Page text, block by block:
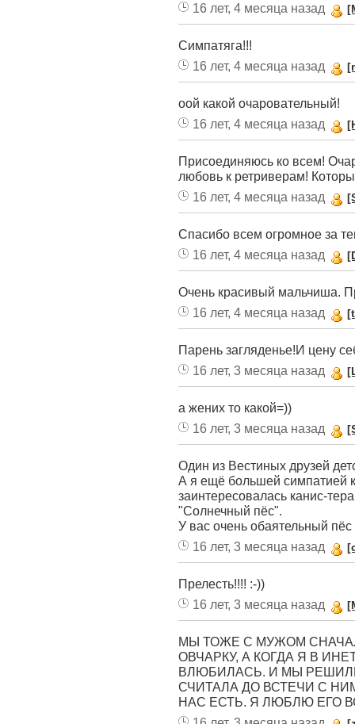
16 лет, 4 месяца назад
Симпатяга!!!
16 лет, 4 месяца назад
оой какой очаровательный!
16 лет, 4 месяца назад
Присоединяюсь ко всем!
любовь к ретриверам!
16 лет, 4 месяца назад
Спасибо всем огромное за
16 лет, 4 месяца назад
Очень красивый мальчиша.
16 лет, 4 месяца назад
Парень загляденье!И цену
16 лет, 3 месяца назад
а жених то какой=))
16 лет, 3 месяца назад
Один из Вестиных друзей
А я ещё большей симпатией
заинтересовалась канис-
"Солнечный пёс".
У вас очень обаятельный
16 лет, 3 месяца назад
Прелесть!!!! :-))
16 лет, 3 месяца назад
МЫ ТОЖЕ С МУЖОМ
ОВЧАРКУ, А КОГДА Я В
ВЛЮБИЛАСЬ. И МЫ
СЧИТАЛА ДО ВСТЕЧИ С
НАС ЕСТЬ. Я ЛЮБЛЮ ЕГО